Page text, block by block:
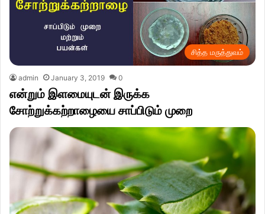
சித்த மருத்துவம்
admin January 3, 2019 0
என்றும் இளமையுடன் இருக்க
சோற்றுக்கற்றாழையை சாப்பிடும் முறை